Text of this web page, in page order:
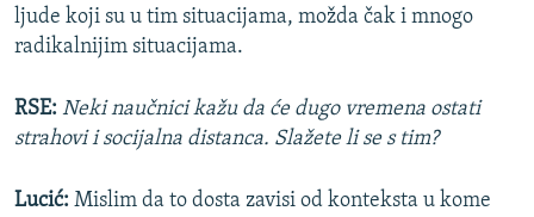
ljude koji su u tim situacijama, možda čak i mnogo
radikalnijim situacijama.
RSE: Neki naučnici kažu da će dugo vremena ostati
strahovi i socijalna distanca. Slažete li se s tim?
Lucić: Mislim da to dosta zavisi od konteksta u kome